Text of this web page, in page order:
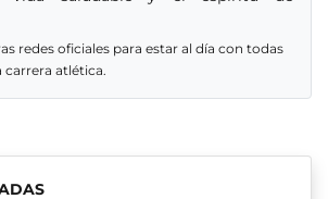
redes oficiales para estar al día con todas
carrera atlética.